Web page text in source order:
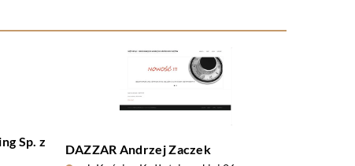
Sp. z
DAZZAR Andrzej Zaczek